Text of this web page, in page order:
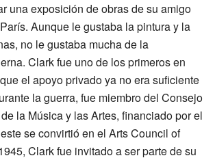
una exposición de obras de su amigo
Aunque le gustaba la pintura y la
no le gustaba mucha de la
Clark fue uno de los primeros en
el apoyo privado ya no era suficiente
la guerra, fue miembro del Consejo
la Música y las Artes, financiado por el
se convirtió en el Arts Council of
Clark fue invitado a ser parte de su